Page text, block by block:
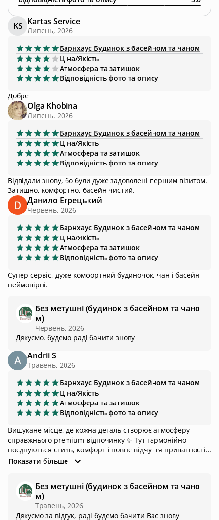
KS Kartas Service
Липень, 2026
Барнхаус Будинок з басейном та чаном
Ціна/Якість
Атмосфера та затишок
Відповідність фото та опису
Добре
Olga Khobina
Липень, 2026
Барнхаус Будинок з басейном та чаном
Ціна/Якість
Атмосфера та затишок
Відповідність фото та опису
Відвідали знову, бо були дуже задоволені першим візитом.
Затишно, комфортно, басейн чистий.
Данило Егрецький
Червень, 2026
Барнхаус Будинок з басейном та чаном
Ціна/Якість
Атмосфера та затишок
Відповідність фото та опису
Супер сервіс, дуже комфортний будиночок, чан і басейн
неймовірні.
Без метушні (будинок з басейном та чано
м)
Червень, 2026
Дякуємо, будемо раді бачити знову
Andrii S
Травень, 2026
Барнхаус Будинок з басейном та чаном
Ціна/Якість
Атмосфера та затишок
Відповідність фото та опису
Вишукане місце, де кожна деталь створює атмосферу
справжнього premium-відпочинку ✨ Тут гармонійно
поєднуються стиль, комфорт і повне відчуття приватності .
Естетика простору, сервіс та особлива атмосфера
відпочинок, спокій та красиві моменти. Бездоганний вайб
🌿, який складно передати словами, коли відпускаєш усі
думки й просто насолоджуєшся миттю🤍
Показати більше
Без метушні (будинок з басейном та чано
м)
Травень, 2026
Дякуємо за відгук, раді будемо бачити Вас знову